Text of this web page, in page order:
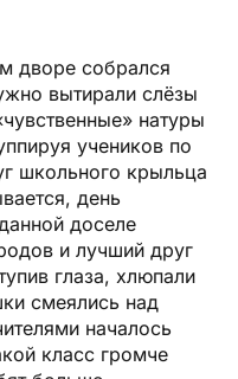
дворе собрался
вытирали слёзы
натуры
учеников по
школьного крыльца
день
доселе
и лучший друг
глаза, хлюпали
смеялись над
началось
класс громче